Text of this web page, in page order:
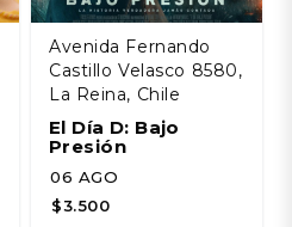
Avenida Fernando
Castillo Velasco 8580,
La Reina, Chile
El Día D: Bajo
Presión
06 AGO
$3.500